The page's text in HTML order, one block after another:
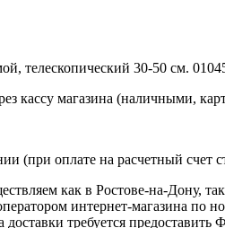
телескопический 30-50 см.
кассу магазина (наличными,
(при оплате на расчетный счет
как в Ростове-на-Дону,
интернет-магазина по
доставки требуется